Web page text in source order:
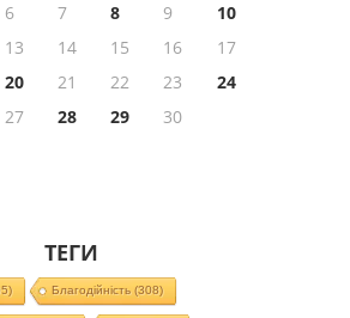
6 7 8 9
10
13 14 15 16
17
20 21 22 23
24
27 28 29
30
ТЕГИ
Благодійність (308)